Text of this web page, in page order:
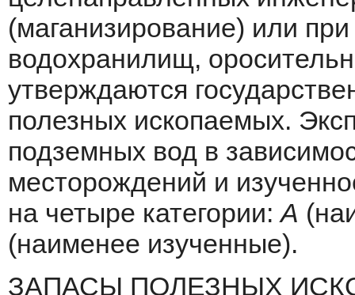
(маганизирование) или
водохранилищ,
утверж­даются
полезных ископае­мых.
подземных вод в
месторождений и
на четыре категории:А
(наименее изученные).
ЗАПАСЫ ПОЛЕЗНЫХ